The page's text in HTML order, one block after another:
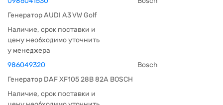
Генератор AUDI A3 VW Golf
Наличие, срок поставки и
цену необходимо уточнить
у менеджера
986049320
Bosch
Генератор DAF XF105 28В 82А BOSCH
Наличие, срок поставки и